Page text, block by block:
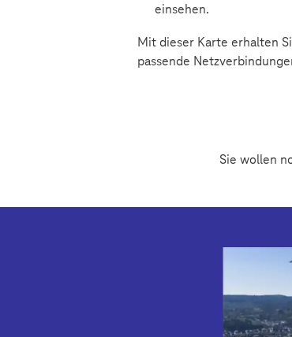
einsehen.
Mit dieser Karte erhalten
passende
Sie wollen